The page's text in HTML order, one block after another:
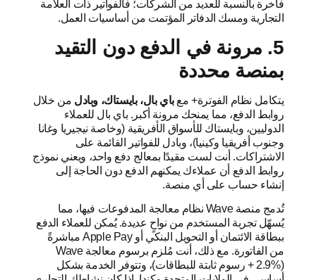
فاخرة بالنسبة للعديد من الشركات؛ فالفواتير ذات العلامة
التجارية ومسك الدفاتر المؤتمت من أساسيات العمل.
5. مرونة في الدفع دون التقيد
بمنصة محددة
يتكامل نظام الفوترة+ معباي بال، بايستاك، وبادل من خلال
روابط الدفع، مما يمنحك مرونة أكبر. باي بال للعملاء
الدوليين، وبايستاك للأسواق الأفريقية (وخاصة نيجيريا وغانا
وجنوب أفريقيا وكينيا)، وبادل للفواتير القائمة على
الاشتراكات. أنت لست مقيدًا بمعالج دفع واحد، ويعني نموذج
روابط الدفع أن عملاءك يمكنهم الدفع دون الحاجة إلى
إنشاء حساب على أي منصة.
تُدمج منصة Wave نظام معالجة المدفوعات فيها، مما
يُسهّل تجربة المستخدم من نواحٍ عديدة. يُمكن للعملاء الدفع
ببطاقة الائتمان أو التحويل البنكي أو Apple Pay مباشرةً
من الفاتورة. مع ذلك، أنت مُلزم برسوم معالجة Wave
(2.9% + رسوم ثابتة للبطاقات)، وتتوفر الخدمة بشكل